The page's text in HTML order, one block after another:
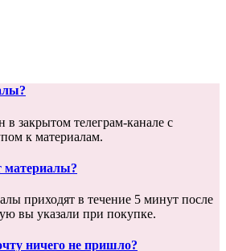
закрытом телеграм-канале с
к материалам.
материалы?
приходят в течение 5 минут после
вы указали при покупке.
ничего не пришло?